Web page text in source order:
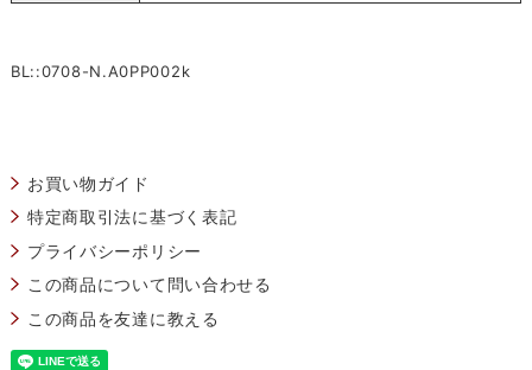
BL::0708-N.A0PP002k
お買い物ガイド
特定商取引法に基づく表記
プライバシーポリシー
この商品について問い合わせる
この商品を友達に教える